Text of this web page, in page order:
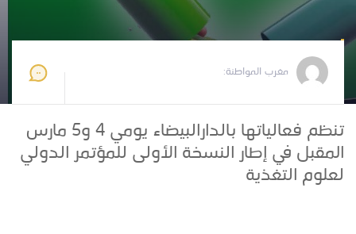
مغرب المواطنة:
تنظم فعالياتها بالدارالبيضاء يومي 4 و5 مارس
المقبل في إطار النسخة الأولى للمؤتمر الدولي
لعلوم التغذية